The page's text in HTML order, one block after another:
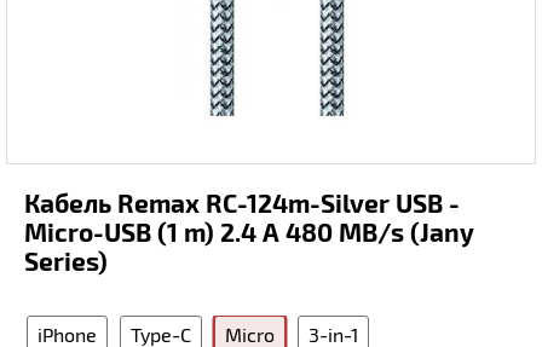
Кабель Remax RC-124m-Silver USB -
Micro-USB (1 m) 2.4 A 480 MB/s (Jany
Series)
iPhone Type-C Micro 3-in-1